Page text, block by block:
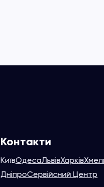
Контакти
КиївОдесаЛьвівХарків
ДніпроСервійсний Центр